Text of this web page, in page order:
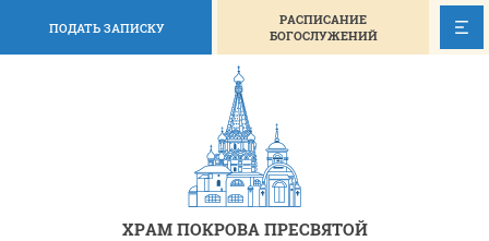
ПОДАТЬ ЗАПИСКУ
РАСПИСАНИЕ
БОГОСЛУЖЕНИЙ
ХРАМ ПОКРОВА ПРЕСВЯТОЙ